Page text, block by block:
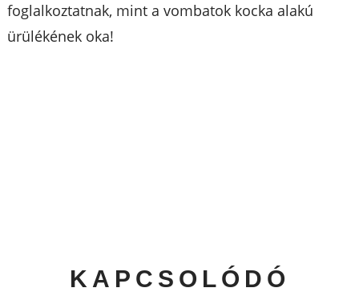
foglalkoztatnak, mint a vombatok kocka alakú
ürülékének oka!
KAPCSOLÓDÓ